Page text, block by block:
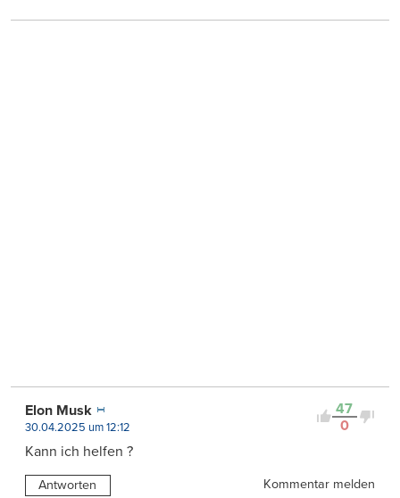
47
0
Elon Musk
30.04.2025 um 12:12
Kann ich helfen ?
Antworten
Kommentar melden